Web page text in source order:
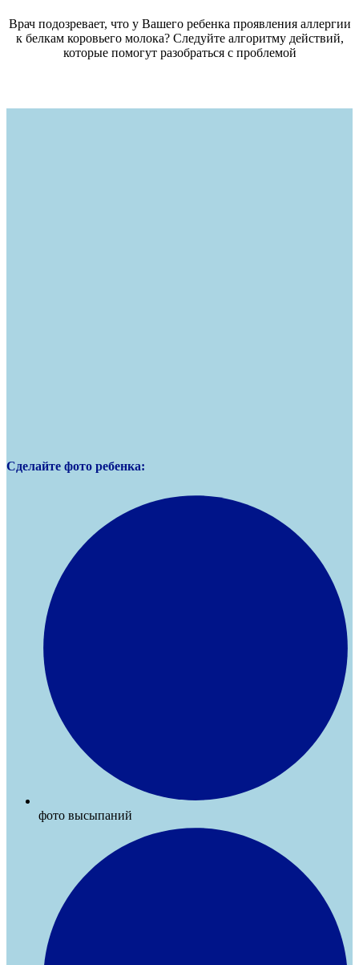
Врач подозревает, что у Вашего ребенка проявления аллергии
к белкам коровьего молока? Следуйте алгоритму действий,
которые помогут разобраться с проблемой
Сделайте фото ребенка:
фото высыпаний